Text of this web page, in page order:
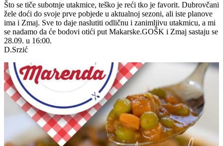
Što se tiče subotnje utakmice, teško je reći tko je favorit. Dubrovčani
žele doći do svoje prve pobjede u aktualnoj sezoni, ali iste planove
ima i Zmaj. Sve to daje naslutiti odličnu i zanimljivu utakmicu, a mi
se nadamo da će bodovi otići put Makarske.GOŠK i Zmaj sastaju se
28.09. u 16:00.
D.Srzić